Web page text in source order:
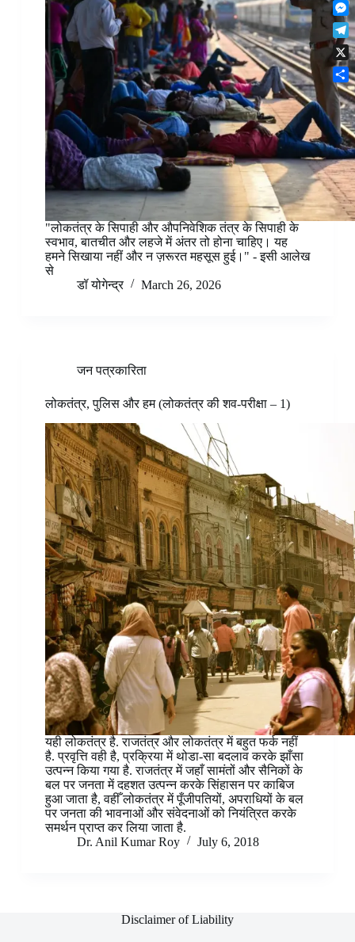
"लोकतंत्र के सिपाही और औपनिवेशिक तंत्र के सिपाही के
स्वभाव, बातचीत और लहजे में अंतर तो होना चाहिए। यह
हमने सिखाया नहीं और न ज़रूरत महसूस हुई।" - इसी आलेख
से
डॉ योगेन्द्र
March 26, 2026
जन पत्रकारिता
लोकतंत्र, पुलिस और हम (लोकतंत्र की शव-परीक्षा – 1)
यही लोकतंत्र है. राजतंत्र और लोकतंत्र में बहुत फर्क नहीं
है. प्रवृत्ति वही है, प्रक्रिया में थोडा-सा बदलाव करके झाँसा
उत्पन्न किया गया है. राजतंत्र में जहाँ सामंतों और सैनिकों के
बल पर जनता में दहशत उत्पन्न करके सिंहासन पर काबिज
हुआ जाता है, वहीँ लोकतंत्र में पूँजीपतियों, अपराधियों के बल
पर जनता की भावनाओं और संवेदनाओं को नियंत्रित करके
समर्थन प्राप्त कर लिया जाता है.
Dr. Anil Kumar Roy
July 6, 2018
Disclaimer of Liability
o
k
r
e
s
t
t
s
A
p
p
n
k
e
d
I
n
l
i
p
b
o
a
d
M
e
s
s
e
n
e
r
T
e
l
e
r
a
m
X
S
h
a
r
e